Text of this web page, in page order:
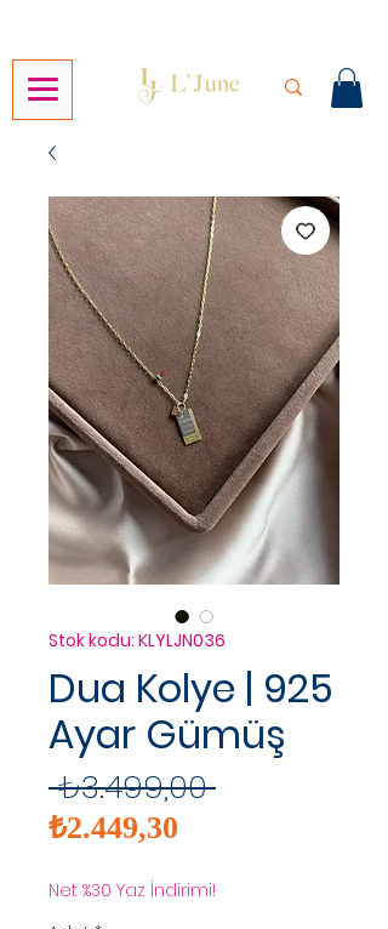
Stok kodu: KLYLJN036
Dua Kolye | 925
Ayar Gümüş
₺3.499,00 Normal
₺2.449,30
Net %30 Yaz İndirimi!